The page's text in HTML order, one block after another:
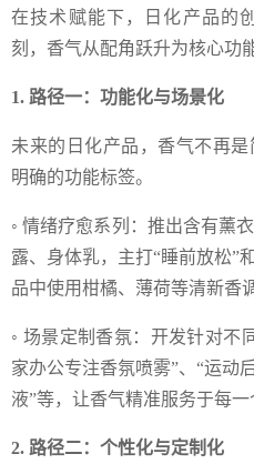
在技术赋能下，日化产品的
刻，香气从配角跃升为核心功
1. 路径一：功能化与场景化
未来的日化产品，香气不再
明确的功能标签。
◦ 情绪疗愈系列：推出含有薰
露、身体乳，主打“睡前放松”
品中使用柑橘、薄荷等清新香
◦ 场景定制香氛：开发针对不
家办公专注香氛喷雾”、“运动
液”等，让香气精准服务于每一
2. 路径二：个性化与定制化